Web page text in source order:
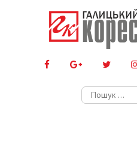
Пошук: